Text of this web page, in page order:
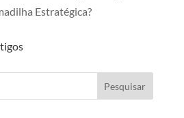
Estratégica?
Pesquisar